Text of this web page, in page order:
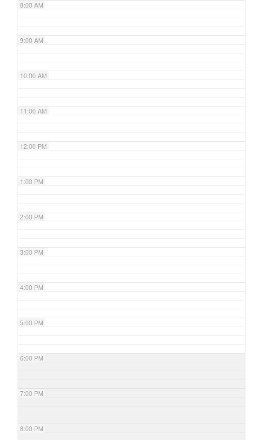
8:00 AM
9:00 AM
10:00 AM
11:00 AM
12:00 PM
1:00 PM
2:00 PM
3:00 PM
4:00 PM
5:00 PM
6:00 PM
7:00 PM
8:00 PM